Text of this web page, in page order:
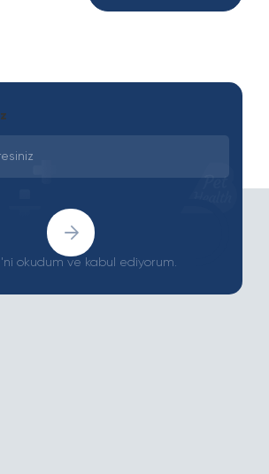
'ni okudum ve kabul ediyorum.